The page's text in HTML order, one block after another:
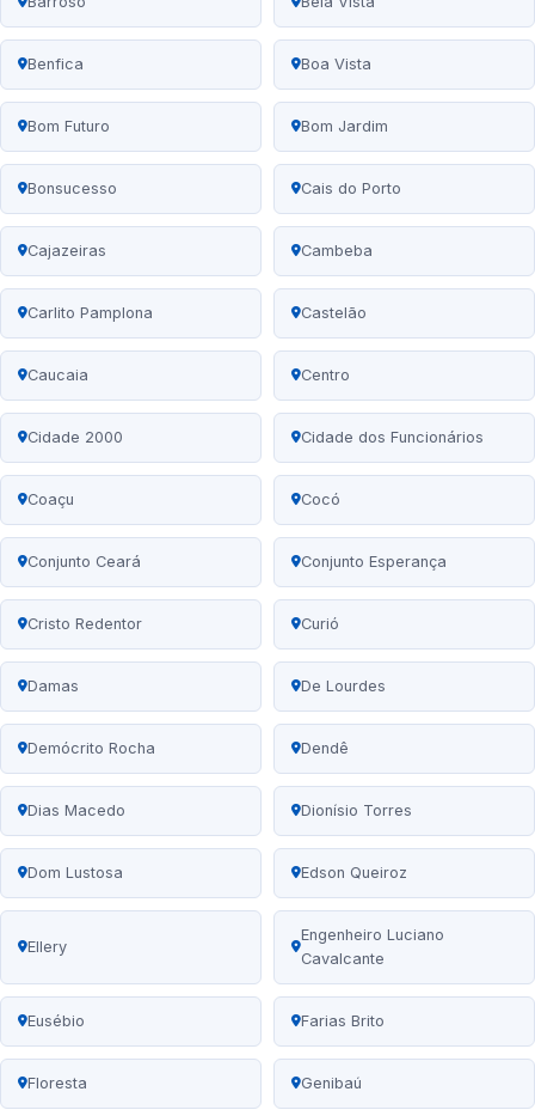
Benfica Boa Vista
Bom Futuro Bom Jardim
Bonsucesso Cais do Porto
Cajazeiras Cambeba
Carlito Pamplona Castelão
Caucaia Centro
Cidade 2000 Cidade dos Funcionários
Coaçu Cocó
Conjunto Ceará Conjunto Esperança
Cristo Redentor Curió
Damas De Lourdes
Demócrito Rocha Dendê
Dias Macedo Dionísio Torres
Dom Lustosa Edson Queiroz
Ellery
Engenheiro Luciano
Cavalcante
Eusébio Farias Brito
Floresta Genibaú